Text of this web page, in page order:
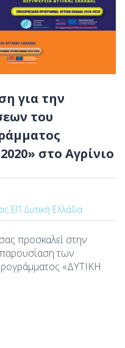
για την
του
στο Αγρίνιο
ΕΠ Δυτική Ελλάδα
προσκαλεί στην
των
«ΔΥΤΙΚΗ